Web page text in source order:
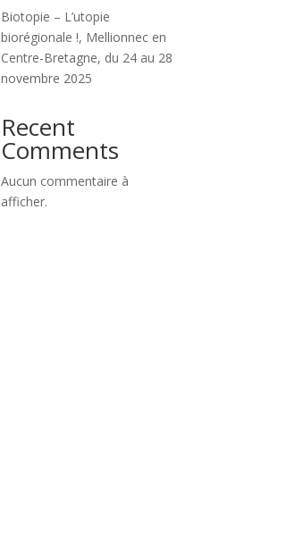
Biotopie – L’utopie
biorégionale !, Mellionnec en
Centre-Bretagne, du 24 au 28
novembre 2025
Recent
Comments
Aucun commentaire à
afficher.